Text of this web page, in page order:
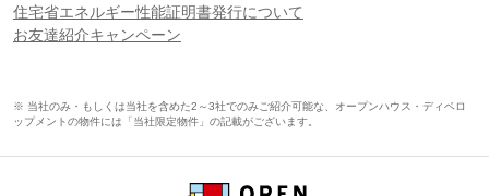
住宅省エネルギー性能証明書発行について
お友達紹介キャンペーン
※ 当社のみ・もしくは当社を含めた2～3社でのみご紹介可能な、オープンハウス・ディベロ
ップメントの物件には「当社限定物件」の記載がございます。